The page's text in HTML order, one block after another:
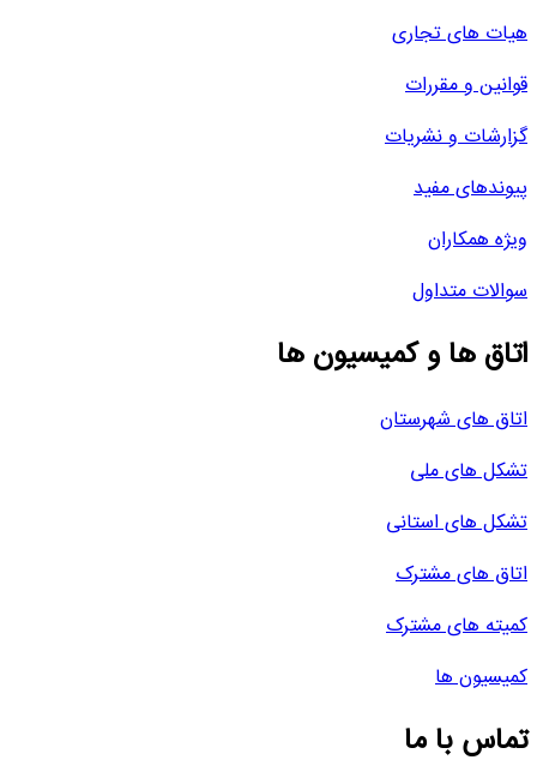
هیات های تجاری
قوانین و مقررات
گزارشات و نشریات
پیوندهای مفید
ویژه همکاران
سوالات متداول
اتاق ها و کمیسیون ها
اتاق های شهرستان
تشکل های ملی
تشکل های استانی
اتاق های مشترک
کمیته های مشترک
کمیسیون ها
تماس با ما